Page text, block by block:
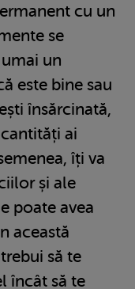
cu un
se
un
este bine sau
însărcinată,
ai
îți va
și ale
poate avea
această
să te
încât să te